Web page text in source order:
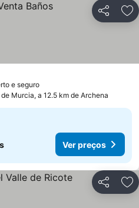
Partilhar
e seguro
de Murcia, a 12.5 km de Archena
Ver preços
Partilhar